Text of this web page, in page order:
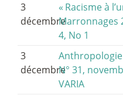
3
décembre
« Racisme à
Marronnages
4, No 1
3
décembreN° 31,
VARIA